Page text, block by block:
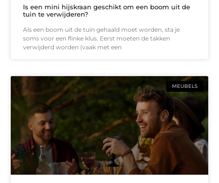
Is een mini hijskraan geschikt om een boom uit de
tuin te verwijderen?
Als een boom uit de tuin gehaald moet worden, sta je
soms voor een flinke klus. Eerst moeten de takken
verwijderd worden (vaak met een
MEUBELS